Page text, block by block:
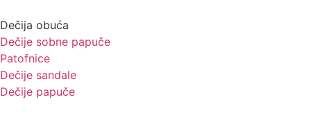
Dečija obuća
Dečije sobne papuče
Patofnice
Dečije sandale
Dečije papuče